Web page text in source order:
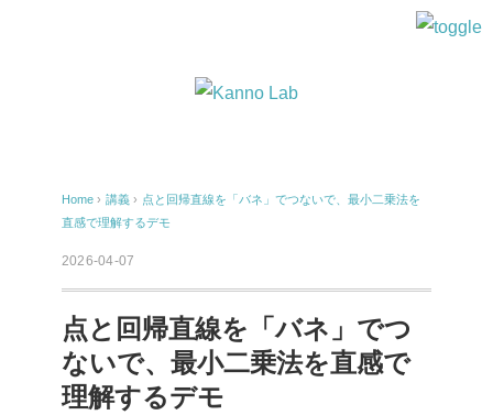
Home › 講義 › 点と回帰直線を「バネ」でつないで、最小二乗法を
直感で理解するデモ
2026-04-07
点と回帰直線を「バネ」でつ
ないで、最小二乗法を直感で
理解するデモ